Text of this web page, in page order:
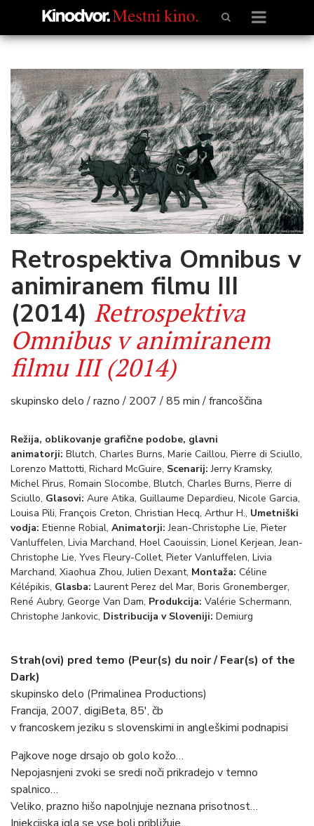
Retrospektiva Omnibus v
animiranem filmu III
(2014) Retrospektiva
Omnibus v animiranem
filmu III (2014)
skupinsko delo / razno / 2007 / 85 min / francoščina
Režija, oblikovanje grafične podobe, glavni
animatorji: Blutch, Charles Burns, Marie Caillou, Pierre di Sciullo,
Lorenzo Mattotti, Richard McGuire, Scenarij: Jerry Kramsky,
Michel Pirus, Romain Slocombe, Blutch, Charles Burns, Pierre di
Sciullo, Glasovi: Aure Atika, Guillaume Depardieu, Nicole Garcia,
Louisa Pili, François Creton, Christian Hecq, Arthur H., Umetniški
vodja: Etienne Robial, Animatorji:Jean-Christophe Lie, Pieter
Vanluffelen, Livia Marchand, Hoel Caouissin, Lionel Kerjean, Jean-
Christophe Lie, Yves Fleury-Collet, Pieter Vanluffelen, Livia
Marchand, Xiaohua Zhou, Julien Dexant, Montaža: Céline
Kélépikis, Glasba: Laurent Perez del Mar, Boris Gronemberger,
René Aubry, George Van Dam, Produkcija: Valérie Schermann,
Christophe Jankovic, Distribucija v Sloveniji: Demiurg
Strah(ovi) pred temo (Peur(s) du noir / Fear(s) of the
Dark)
skupinsko delo (Primalinea Productions)
Francija, 2007, digiBeta, 85′, čb
v francoskem jeziku s slovenskimi in angleškimi podnapisi
Pajkove noge drsajo ob golo kožo…
Nepojasnjeni zvoki se sredi noči prikradejo v temno
spalnico…
Veliko, prazno hišo napolnjuje neznana prisotnost…